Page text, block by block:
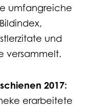
umfangreiche
und
versammelt.
2017:
erarbeitete